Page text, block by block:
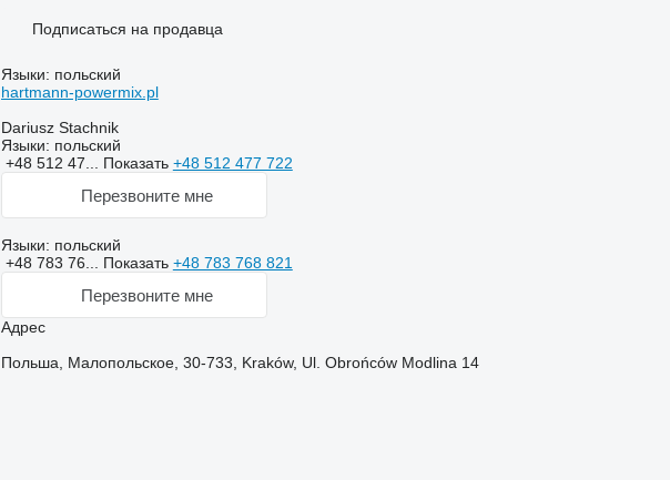
Подписаться на продавца
Языки: польский
hartmann-powermix.pl
Dariusz Stachnik
Языки: польский
+48 512 47... Показать +48 512 477 722
Перезвоните мне
Языки: польский
+48 783 76... Показать +48 783 768 821
Перезвоните мне
Адрес
Польша, Малопольское, 30-733, Kraków, Ul. Obrońców Modlina 14